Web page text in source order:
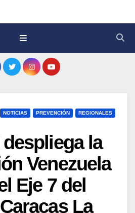
NOTICIAS PREVENCIÓN
REGIONALES
la
Venezuela
Eje 7 del
La